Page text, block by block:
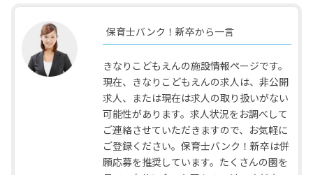
保育士バンク！新卒から一言
きなりこどもえんの施設情報ページです。
現在、きなりこどもえんの求人は、非公開
求人、または現在は求人の取り扱いがない
可能性があります。求人状況をお調べして
ご連絡させていただきますので、お気軽に
ご登録ください。保育士バンク！新卒は併
願応募を推奨しています。たくさんの園を